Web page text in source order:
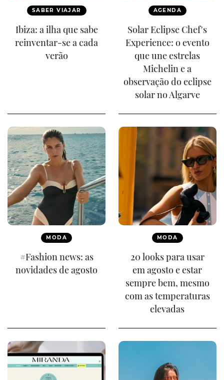
SABER VIAJAR
Ibiza: a ilha que sabe
reinventar-se a cada
verão
AGENDA
Solar Eclipse Chef's
Experience: o evento
que une estrelas
Michelin e a
observação do eclipse
solar no Algarve
MODA
#Fashion news: as
novidades de agosto
MODA
20 looks para usar
em agosto e estar
sempre bem, mesmo
com as temperaturas
elevadas